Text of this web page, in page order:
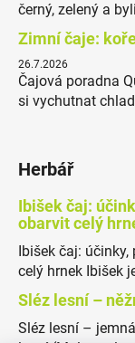
černý, zelený a
Zimní čaje:
26.7.2026
Čajová poradna
si vychutnat
Herbář
Ibišek čaj:
obarvit celý
Ibišek čaj:
celý hrnek Ibišek
Sléz lesní –
Sléz lesní –